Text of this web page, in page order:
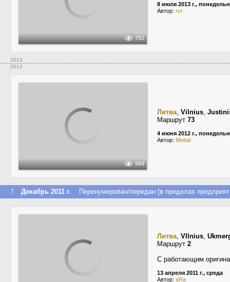
792
8 июля 2013 г.,
Автор: rvr
2013
2012
964
Литва, Vilnius,
Маршрут 73
4 июня 2012 г.,
Автор: Mettal
↑ Декабрь 2011 г. Перенумерован/передан (в пределах
Литва, VIlnius,
Маршрут 2
С работающим
13 апреля 2011 г., среда
Автор: aRa